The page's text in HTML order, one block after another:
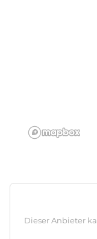
Dieser Anbieter